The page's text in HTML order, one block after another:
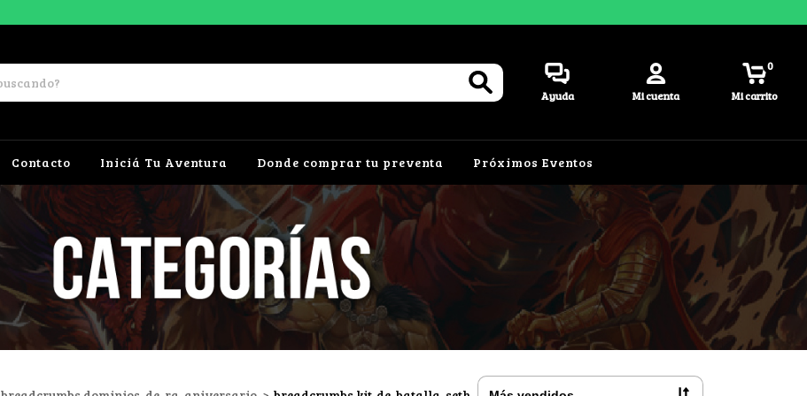
Ayuda Mi cuenta Mi carrito
0
Contacto Iniciá Tu Aventura Donde comprar tu preventa Próximos Eventos